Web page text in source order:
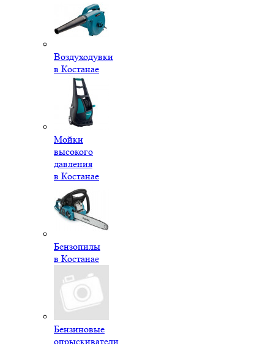
Воздуходувки
в Костанае
Мойки
высокого
давления
в Костанае
Бензопилы
в Костанае
Бензиновые
опрыскиватели